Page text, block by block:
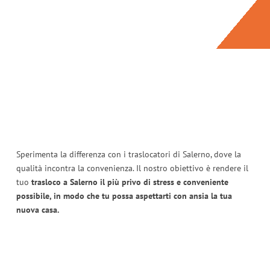
Sperimenta la differenza con i traslocatori di Salerno, dove la
qualità incontra la convenienza. Il nostro obiettivo è rendere il
tuo trasloco a Salerno il più privo di stress e conveniente
possibile, in modo che tu possa aspettarti con ansia la tua
nuova casa.